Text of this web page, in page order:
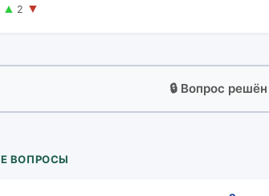
▲ 2 ▼
🔒 Вопрос
ВОПРОСЫ